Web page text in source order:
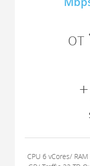
от
+
CPU 6 vCores/